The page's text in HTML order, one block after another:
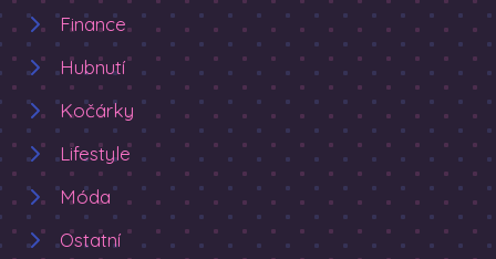
Finance
Hubnutí
Kočárky
Lifestyle
Móda
Ostatní